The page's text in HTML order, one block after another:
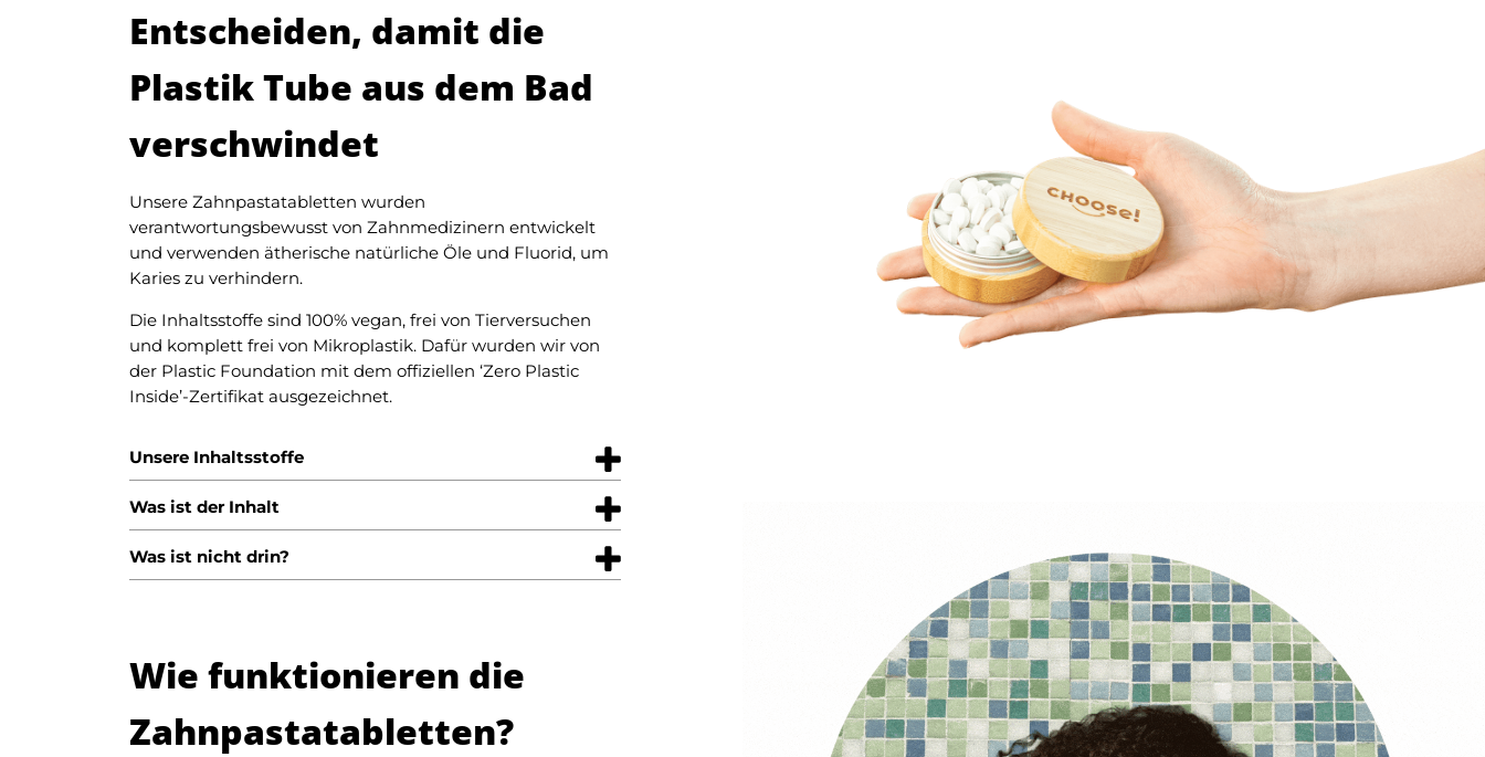
Entscheiden, damit die
Plastik Tube aus dem Bad
verschwindet
Unsere Zahnpastatabletten wurden
verantwortungsbewusst von Zahnmedizinern entwickelt
und verwenden ätherische natürliche Öle und Fluorid, um
Karies zu verhindern.
Die Inhaltsstoffe sind 100% vegan, frei von Tierversuchen
und komplett frei von Mikroplastik. Dafür wurden wir von
der Plastic Foundation mit dem offiziellen ‘Zero Plastic
Inside’-Zertifikat ausgezeichnet.
Unsere Inhaltsstoffe
Was ist der Inhalt
Was ist nicht drin?
Wie funktionieren die
Zahnpastatabletten?